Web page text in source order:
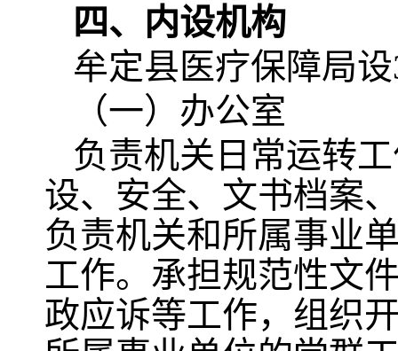
四、内设机构
牟定县医疗保障局
（一）办公室
负责机关日常运转
设、安全、文书档案
负责机关和所属事业
工作。承担规范性文
政应诉等工作，组织